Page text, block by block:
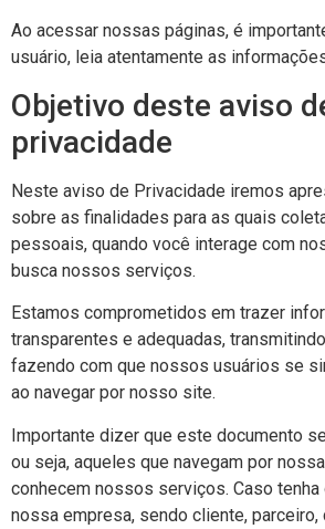
Ao acessar nossas páginas, é
usuário, leia atentamente as
Objetivo deste aviso
privacidade
Neste aviso de Privacidade iremos
sobre as finalidades para as quais
pessoais, quando você interage com
busca nossos serviços.
Estamos comprometidos em trazer
transparentes e adequadas,
fazendo com que nossos usuários se
ao navegar por nosso site.
Importante dizer que este documento
ou seja, aqueles que navegam por
conhecem nossos serviços. Caso tenha
nossa empresa, sendo cliente, parceiro,